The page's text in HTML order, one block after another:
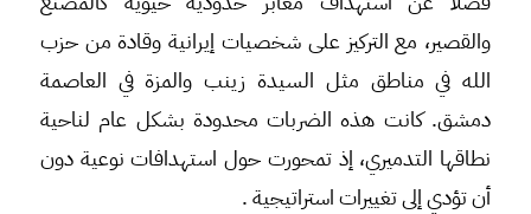
والقصير، مع التركيز على شخصيات إيرانية وقادة من حزب
الله في مناطق مثل السيدة زينب والمزة في العاصمة
دمشق. كانت هذه الضربات محدودة بشكل عام لناحية
نطاقها التدميري، إذ تمحورت حول استهدافات نوعية دون
أن تؤدي إلى تغييرات استراتيجية .